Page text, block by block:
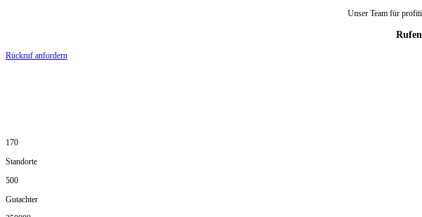
Unser Team für
Rückruf anfordern
170
Standorte
500
Gutachter